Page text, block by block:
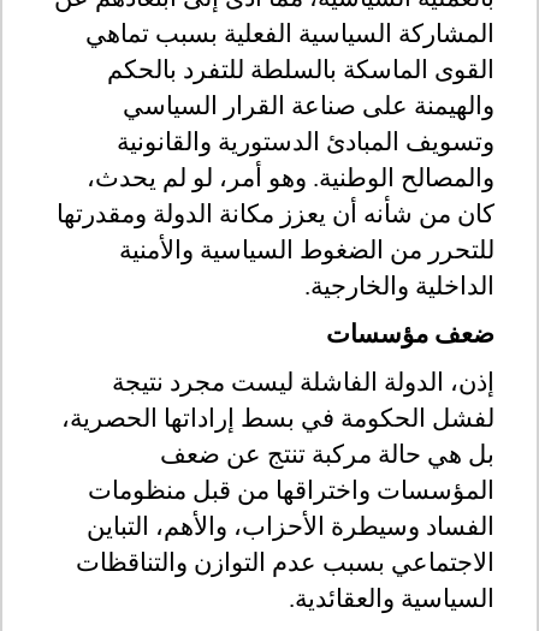
المشاركة السياسية الفعلية بسبب تماهي
القوى الماسكة بالسلطة للتفرد بالحكم
والهيمنة على صناعة القرار السياسي
وتسويف المبادئ الدستورية والقانونية
والمصالح الوطنية. وهو أمر، لو لم يحدث،
كان من شأنه أن يعزز مكانة الدولة ومقدرتها
للتحرر من الضغوط السياسية والأمنية
الداخلية والخارجية.
ضعف مؤسسات
إذن، الدولة الفاشلة ليست مجرد نتيجة
لفشل الحكومة في بسط إراداتها الحصرية،
بل هي حالة مركبة تنتج عن ضعف
المؤسسات واختراقها من قبل منظومات
الفساد وسيطرة الأحزاب، والأهم، التباين
الاجتماعي بسبب عدم التوازن والتناقظات
السياسية والعقائدية.